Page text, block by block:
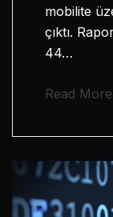
mobilite
çıktı.
44…
Read More